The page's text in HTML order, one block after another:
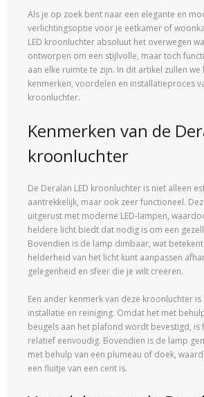
Als je op zoek bent naar een elegante en
verlichtingsoptie voor je eetkamer of
LED kroonluchter absoluut het overwegen
ontworpen om een stijlvolle, maar toch
aan elke ruimte te zijn. In dit artikel zullen
kenmerken, voordelen en installatieproces
kroonluchter.
Kenmerken van de
kroonluchter
De Deralan LED kroonluchter is niet alleen
aantrekkelijk, maar ook zeer functioneel.
uitgerust met moderne LED-lampen,
heldere licht biedt dat nodig is om een
Bovendien is de lamp dimbaar, wat
helderheid van het licht kunt aanpassen
gelegenheid en sfeer die je wilt creëren.
Een ander kenmerk van deze kroonluchter
installatie en reiniging. Omdat het met
beugels aan het plafond wordt bevestigd, is
relatief eenvoudig. Bovendien is de lamp
met behulp van een plumeau of doek,
een fluitje van een cent is.